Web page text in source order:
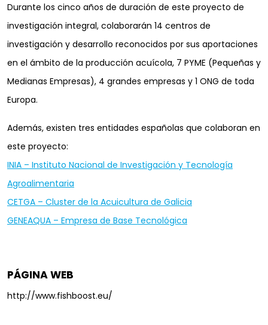
Durante los cinco años de duración de este proyecto de
investigación integral, colaborarán 14 centros de
investigación y desarrollo reconocidos por sus aportaciones
en el ámbito de la producción acuícola, 7 PYME (Pequeñas y
Medianas Empresas), 4 grandes empresas y 1 ONG de toda
Europa.
Además, existen tres entidades españolas que colaboran en
este proyecto:
INIA – Instituto Nacional de Investigación y Tecnología
Agroalimentaria
CETGA – Cluster de la Acuicultura de Galicia
GENEAQUA – Empresa de Base Tecnológica
PÁGINA WEB
http://www.fishboost.eu/